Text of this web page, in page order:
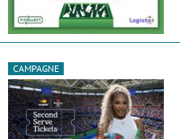
CAMPAGNE